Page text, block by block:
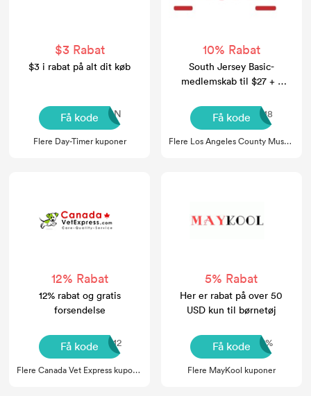
$3 Rabat
$3 i rabat på alt dit køb
Få kode
DTRETURN
Flere Day-Timer kuponer
10% Rabat
South Jersey Basic-
medlemskab til $27 + 1
husstandsmedlem
Få kode 118
Flere Los Angeles County Museum Of Art kuponer
12% Rabat
12% rabat og gratis
forsendelse
Få kode
BLCKFS12
Flere Canada Vet Express kuponer
5% Rabat
Her er rabat på over 50
USD kun til børnetøj
Få kode 12%
Flere MayKool kuponer